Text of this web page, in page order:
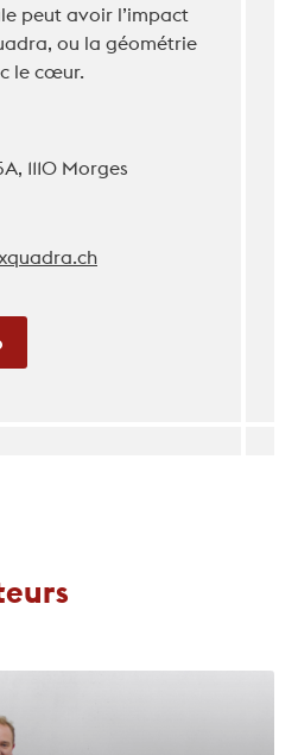
peut avoir l’impact
ou la géométrie
le cœur.
1110 Morges